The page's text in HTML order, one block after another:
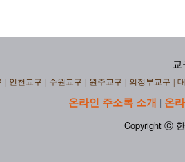
교
인천교구 수원교구 원주교구 의정부교구
온라인 주소록 소개 | 온
Copyright ⓒ